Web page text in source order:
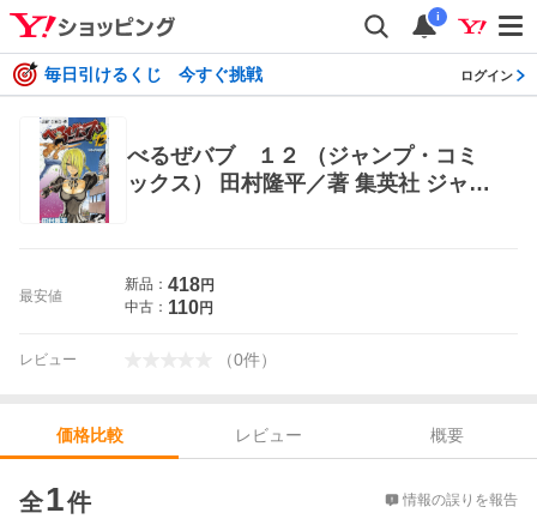
i
毎日引けるくじ 今すぐ挑戦 ログイン
べるぜバブ １２ （ジャンプ・コミ
ックス） 田村隆平／著 集英社 ジャン
最安値
新品： 418円
中古： 110円
レビュー （0件）
価格比較 レビュー
概要
全1件 情報の誤りを報告